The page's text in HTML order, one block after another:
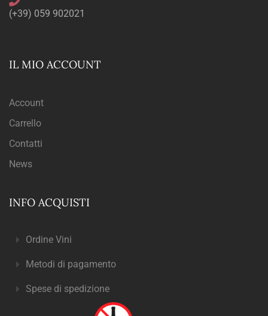
(+39) 059 902021
IL MIO ACCOUNT
Account
Carrello
Contatti
News
INFO ACQUISTI
Ordine Vini
Metodi di pagamento
Spese di spedizione